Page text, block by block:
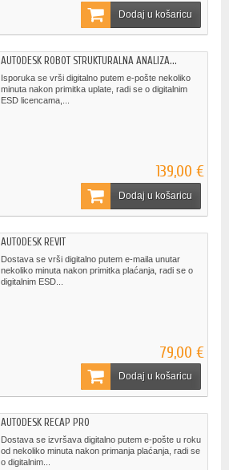
Dodaj u košaricu
AUTODESK ROBOT STRUKTURALNA ANALIZA...
Isporuka se vrši digitalno putem e-pošte nekoliko
minuta nakon primitka uplate, radi se o digitalnim
ESD licencama,...
139,00 €
Dodaj u košaricu
AUTODESK REVIT
Dostava se vrši digitalno putem e-maila unutar
nekoliko minuta nakon primitka plaćanja, radi se o
digitalnim ESD...
79,00 €
Dodaj u košaricu
AUTODESK RECAP PRO
Dostava se izvršava digitalno putem e-pošte u roku
od nekoliko minuta nakon primanja plaćanja, radi se
o digitalnim...